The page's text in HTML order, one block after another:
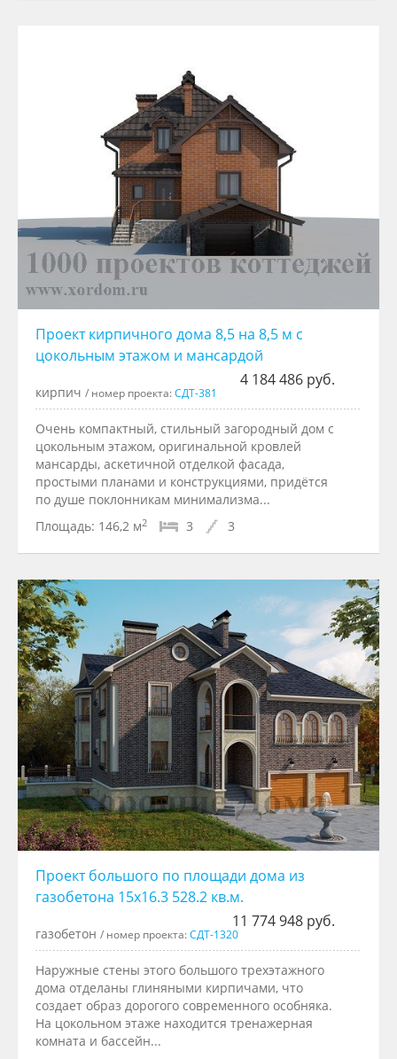
Проект кирпичного дома 8,5 на 8,5 м с
цокольным этажом и мансардой
4 184 486 руб.
кирпич / номер проекта:СДТ-381
Очень компактный, стильный загородный дом с
цокольным этажом, оригинальной кровлей
мансарды, аскетичной отделкой фасада,
простыми планами и конструкциями, придётся
по душе поклонникам минимализма...
Площадь: 146,2 м2 3 3
Проект большого по площади дома из
газобетона 15x16.3 528.2 кв.м.
11 774 948 руб.
газобетон / номер проекта:СДТ-1320
Наружные стены этого большого трехэтажного
дома отделаны глиняными кирпичами, что
создает образ дорогого современного особняка.
На цокольном этаже находится тренажерная
комната и бассейн...